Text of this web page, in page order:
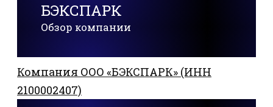
БЭКСПАРК
Обзор компании
Компания ООО «БЭКСПАРК» (ИНН
2100002407)